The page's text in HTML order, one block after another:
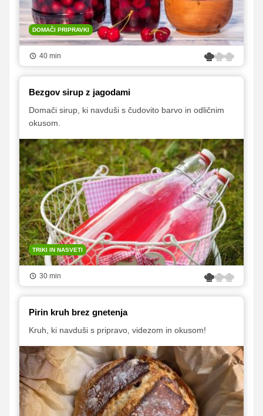
DOMAČI PRIPRAVKI
40 min
Bezgov sirup z jagodami
Domači sirup, ki navduši s čudovito barvo in odličnim
okusom.
TRIKI IN NASVETI
30 min
Pirin kruh brez gnetenja
Kruh, ki navduši s pripravo, videzom in okusom!